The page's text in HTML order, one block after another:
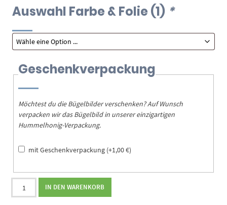
Auswahl Farbe & Folie (1) *
Geschenkverpackung
Möchtest du die Bügelbilder verschenken? Auf Wunsch
verpacken wir das Bügelbild in unserer einzigartigen
Hummelhonig-Verpackung.
mit Geschenkverpackung (+1,00€)
Bügelbild
Wunschname
IN DEN WARENKORB